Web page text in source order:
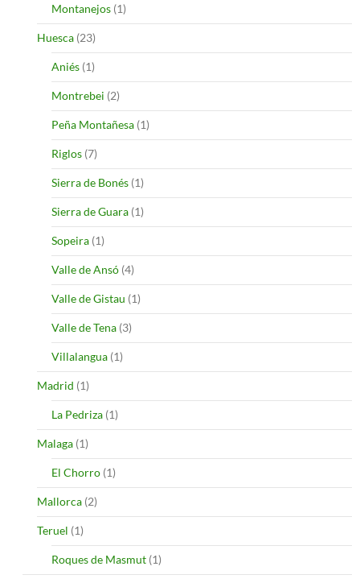
Montanejos (1)
Huesca (23)
Aniés (1)
Montrebei (2)
Peña Montañesa (1)
Riglos (7)
Sierra de Bonés (1)
Sierra de Guara (1)
Sopeira (1)
Valle de Ansó (4)
Valle de Gistau (1)
Valle de Tena (3)
Villalangua (1)
Madrid (1)
La Pedriza (1)
Malaga (1)
El Chorro (1)
Mallorca (2)
Teruel (1)
Roques de Masmut (1)